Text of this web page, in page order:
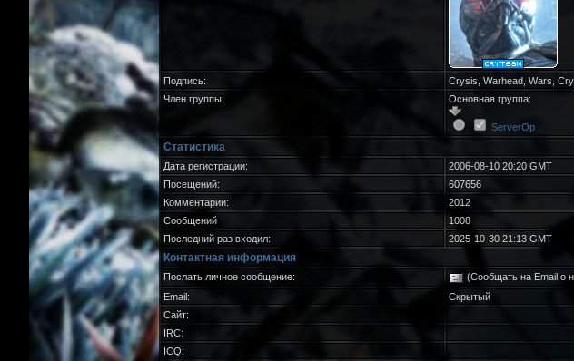
Подпись:
Crysis, Warhead, Wars,
Член группы:
Основная группа:
ServerOp
Статистика
Дата регистрации:
2006-08-10 20:20 GMT
Посещений:
607656
Комментарии:
2012
Сообщений
1008
Последний раз входил:
2025-10-30 21:13 GMT
Контактная информация
Послать личное сообщение:
(Сообщать на Email о
Email:
Скрытый
Сайт:
IRC:
ICQ: